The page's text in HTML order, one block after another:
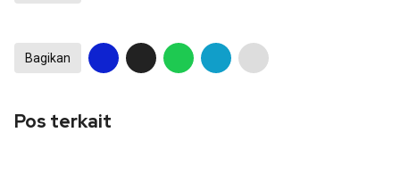
Bagikan
Pos terkait